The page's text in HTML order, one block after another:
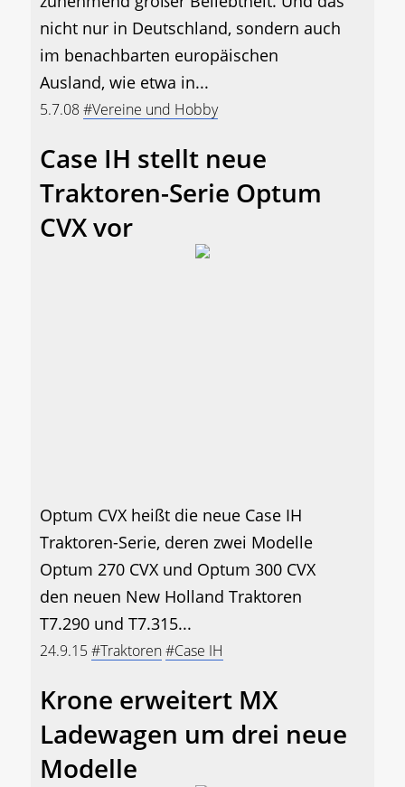
nicht nur in Deutschland, sondern auch
im benachbarten europäischen
Ausland, wie etwa in...
5.7.08#Vereine und Hobby
Case IH stellt neue
Traktoren-Serie Optum
CVX vor
Optum CVX heißt die neue Case IH
Traktoren-Serie, deren zwei Modelle
Optum 270 CVX und Optum 300 CVX
den neuen New Holland Traktoren
T7.290 und T7.315...
24.9.15#Traktoren#Case IH
Krone erweitert MX
Ladewagen um drei neue
Modelle